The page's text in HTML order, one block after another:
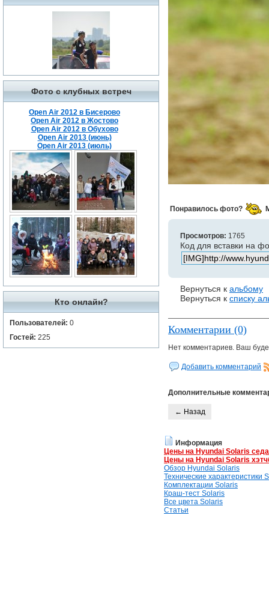
Фото с клубных встреч
Open Air 2012 в Бисерово
Open Air 2012 в Жостово
Open Air 2012 в Обухово
Open Air 2013 (июнь)
Open Air 2013 (июль)
Кто онлайн?
Пользователей: 0
Гостей: 225
Понравилось фото?
Просмотров: 1765
Код для вставки на
Вернуться к альбому
Вернуться к списку
Комментарии (0)
Нет комментариев. Ваш
Добавить комментарий
Дополнительные
← Назад
Информация
Цены на Hyundai Solaris
Цены на Hyundai Solaris
Обзор Hyundai Solaris
Технические характеристики
Комплектации Solaris
Краш-тест Solaris
Все цвета Solaris
Статьи